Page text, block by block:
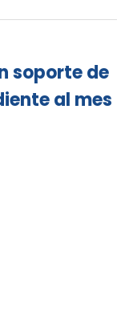
soporte de
al mes